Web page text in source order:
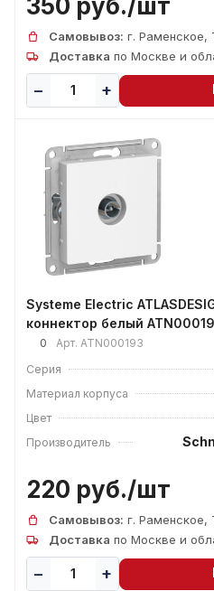
350 руб./шт
Самовывоз: г.
Доставка по Москве и
Systeme Electric
коннектор белый
0 Арт. ATN000193
Серия
Материал корпуса
Цвет
Производитель
220 руб./шт
Самовывоз: г.
Доставка по Москве и